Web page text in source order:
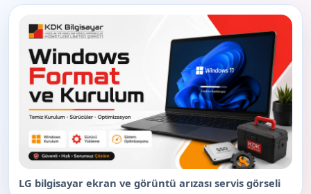
LG bilgisayar ekran ve görüntü arızası servis görseli